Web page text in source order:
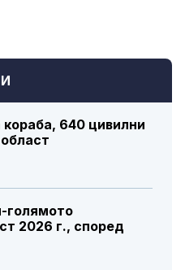
640 цивилни
голямото
2026 г., според